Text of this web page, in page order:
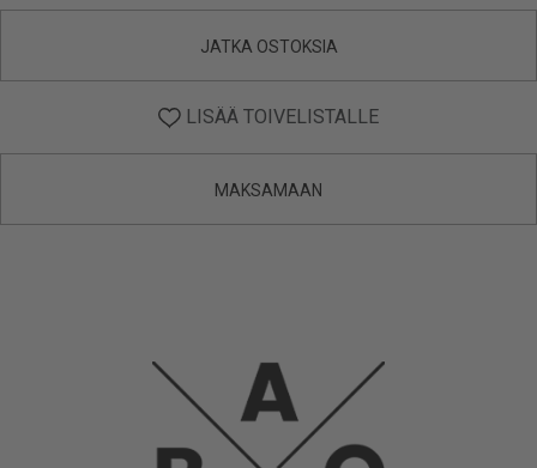
JATKA OSTOKSIA
LISÄÄ TOIVELISTALLE
MAKSAMAAN